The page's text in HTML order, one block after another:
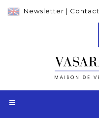
Newsletter | Contact